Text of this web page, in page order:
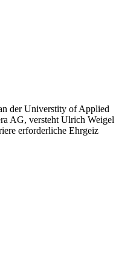
der Universtity of Applied
AG, versteht Ulrich Weigel
erforderliche Ehrgeiz